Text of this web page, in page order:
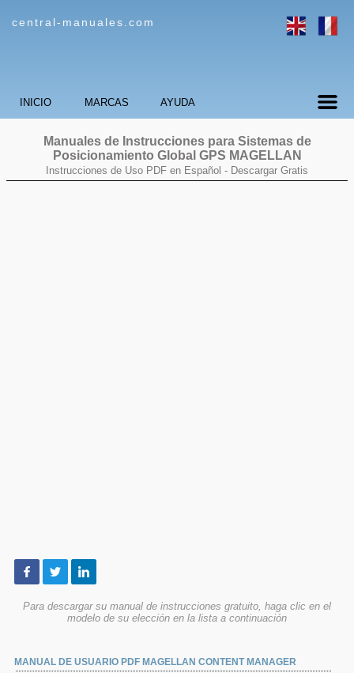
central-manuales.com
INICIO MARCAS AYUDA
Manuales de Instrucciones para Sistemas de
Posicionamiento Global GPS MAGELLAN
Instrucciones de Uso PDF en Español - Descargar Gratis
Para descargar su manual de instrucciones gratuito, haga clic en el
modelo de su elección en la lista a continuación
MANUAL DE USUARIO PDF MAGELLAN CONTENT MANAGER